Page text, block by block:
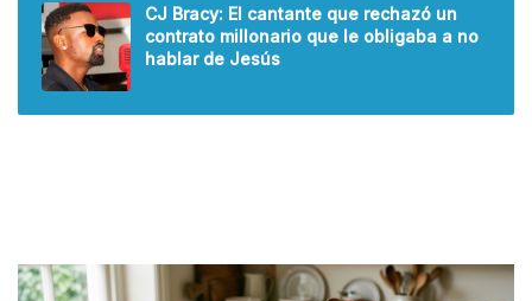
CJ Bracy: El cantante que rechazó un
contrato millonario que le obligaba a no
hablar de Jesús